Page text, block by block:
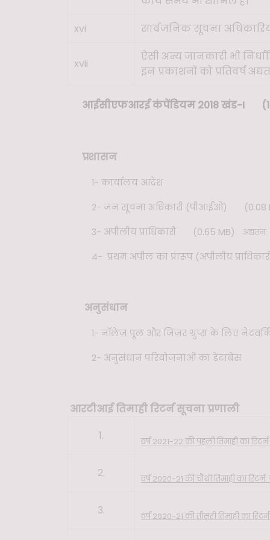
xvi सार्वजनिक सूचना
xvii
ऐसी अन्य जानकारी भी
इन प्रकाशनों को प्रतिवर्ष
आईसीएफआरई कंपेंडियम 2018 खंड-I
प्रशासन
1- कार्यालय आदेश
2- जन सूचना अधिकारी (पीआईओ) (0.08
3- अपीलीय प्राधिकारी (0.65 MB) अद्यतन:
4- प्रथम अपील का प्रारूप (अपीलीय
अनुसंधान
1- नॉलेज पूल और जिंजर ग्रुप्स के लिए
2- अनुसंधान परियोजनाओं का डेटाबेस
आरटीआई तिमाही रिटर्न सूचना प्रणाली
1.
वर्ष 2021-22 की पहली तिमाही का
2. वर्ष 2020-21 की चौथी तिमाही का
3. वर्ष 2020-21 की तीसरी तिमाही का